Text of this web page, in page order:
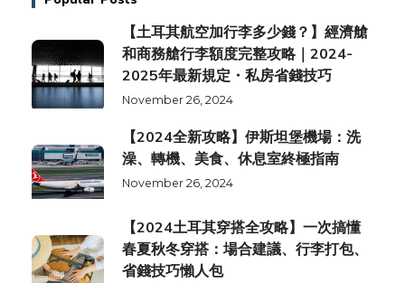
【土耳其航空加行李多少錢？】經濟艙
和商務艙行李額度完整攻略｜2024-
2025年最新規定・私房省錢技巧
November 26, 2024
【2024全新攻略】伊斯坦堡機場：洗
澡、轉機、美食、休息室終極指南
November 26, 2024
【2024土耳其穿搭全攻略】一次搞懂
春夏秋冬穿搭：場合建議、行李打包、
省錢技巧懶人包